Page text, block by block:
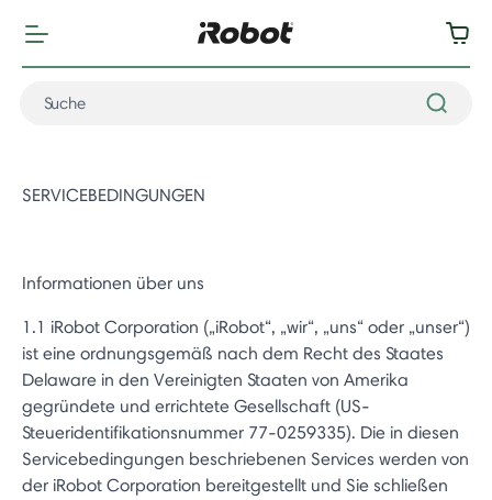
SERVICEBEDINGUNGEN
Informationen über uns
1.1 iRobot Corporation („iRobot“, „wir“, „uns“ oder „unser“)
ist eine ordnungsgemäß nach dem Recht des Staates
Delaware in den Vereinigten Staaten von Amerika
gegründete und errichtete Gesellschaft (US-
Steueridentifikationsnummer 77-0259335). Die in diesen
Servicebedingungen beschriebenen Services werden von
der iRobot Corporation bereitgestellt und Sie schließen